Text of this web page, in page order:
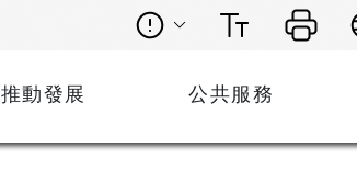
推動發展 公共服務